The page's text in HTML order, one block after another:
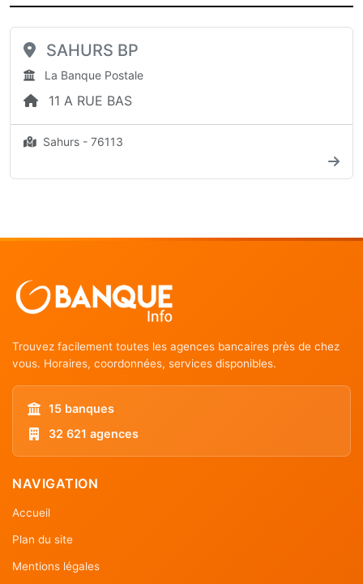
SAHURS BP
La Banque Postale
11 A RUE BAS
Sahurs - 76113
Trouvez facilement toutes les agences bancaires près de chez
vous. Horaires, coordonnées, services disponibles.
15 banques
32 621 agences
NAVIGATION
Accueil
Plan du site
Mentions légales